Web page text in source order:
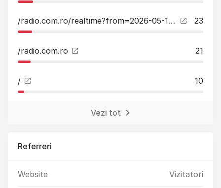
/radio.com.ro/realtime?from=2026-05-15&to=2026-05-15 23
/radio.com.ro 21
/ 10
Vezi tot
Referreri
Website Vizitatori